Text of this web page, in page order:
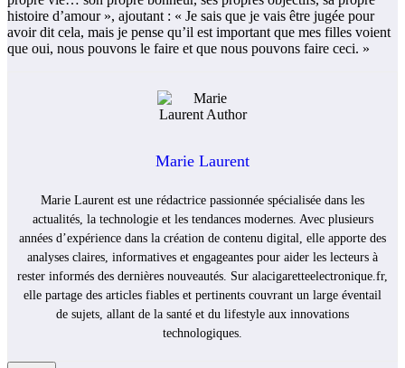
histoire d’amour », ajoutant : « Je sais que je vais être jugée pour
avoir dit cela, mais je pense qu’il est important que mes filles voient
que oui, nous pouvons le faire et que nous pouvons faire ceci. »
Marie Laurent
Marie Laurent est une rédactrice passionnée spécialisée dans les
actualités, la technologie et les tendances modernes. Avec plusieurs
années d’expérience dans la création de contenu digital, elle apporte des
analyses claires, informatives et engageantes pour aider les lecteurs à
rester informés des dernières nouveautés. Sur alacigaretteelectronique.fr,
elle partage des articles fiables et pertinents couvrant un large éventail
de sujets, allant de la santé et du lifestyle aux innovations
technologiques.